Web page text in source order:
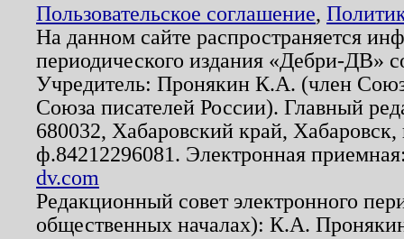
Пользовательское соглашение,
На данном сайте распространяется
периодического издания «Дебри-ДВ»
Учредитель: Пронякин К.А. (член
Союза писателей России). Главный
680032, Хабаровский край,
ф.84212296081. Электронная
dv.com
Редакционный совет электронного
общественных началах): К.А.